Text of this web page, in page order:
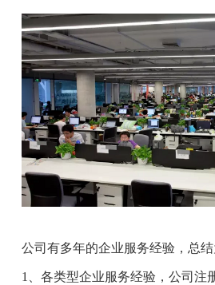
公司有多年的企业服务经验，总结
1、各类型企业服务经验，公司注